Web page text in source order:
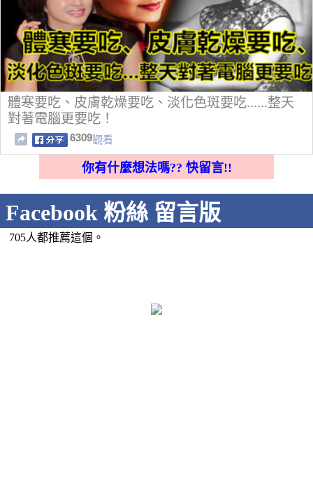
體寒要吃、皮膚乾燥要吃、淡化色斑要吃......整天
對著電腦更要吃！
6309觀看
你有什麼想法嗎?? 快留言!!
Facebook 粉絲 留言版
705人都推薦這個。